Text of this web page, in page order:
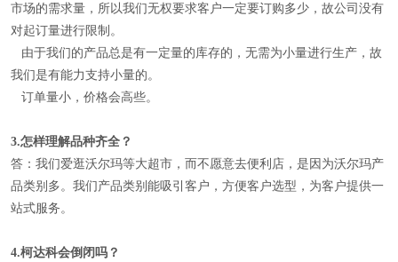
市场的需求量，所以我们无权要求客户一定要订购多少，故公司没有
对起订量进行限制。
由于我们的产品总是有一定量的库存的，无需为小量进行生产，故
我们是有能力支持小量的。
订单量小，价格会高些。
3.怎样理解品种齐全？
答：我们爱逛沃尔玛等大超市，而不愿意去便利店，是因为沃尔玛产
品类别多。我们产品类别能吸引客户，方便客户选型，为客户提供一
站式服务。
4.柯达科会倒闭吗？